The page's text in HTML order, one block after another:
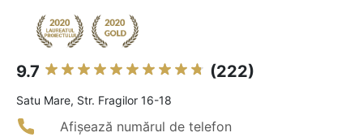
9.7 (222)
Satu Mare, Str. Fragilor 16-18
Afișează numărul de telefon